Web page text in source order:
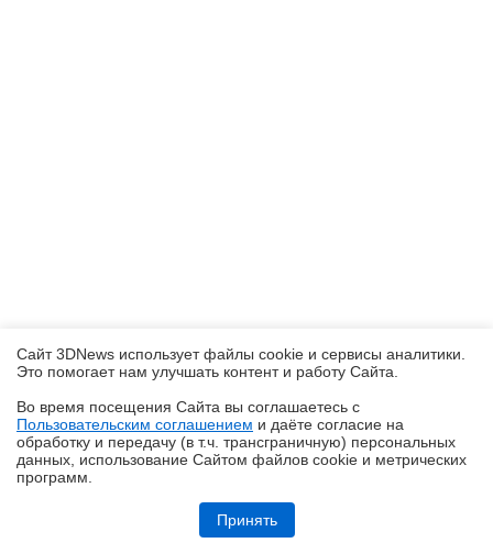
Обзор Infinix GT 50 Pro: геймерский смартфон со встроенной СЖО
Сайт 3DNews использует файлы cookie и сервисы аналитики.
Это помогает нам улучшать контент и работу Cайта.
Во время посещения Cайта вы соглашаетесь с
Пользовательским соглашением и даёте согласие на
обработку и передачу (в т.ч. трансграничную) персональных
данных, использование Cайтом файлов cookie и метрических
программ.
Принять